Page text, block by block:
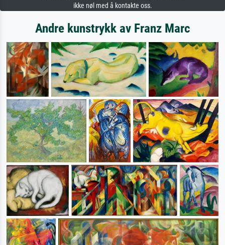
ikke nøl med å kontakte oss.
Andre kunstrykk av Franz Marc